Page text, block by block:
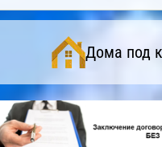
Дома под